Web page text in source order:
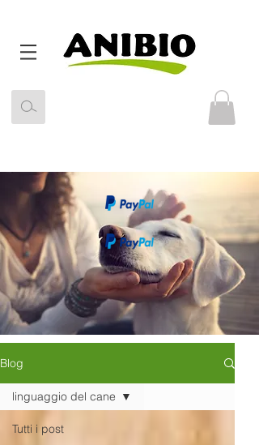
Blog
Tutti i post
linguaggio del cane